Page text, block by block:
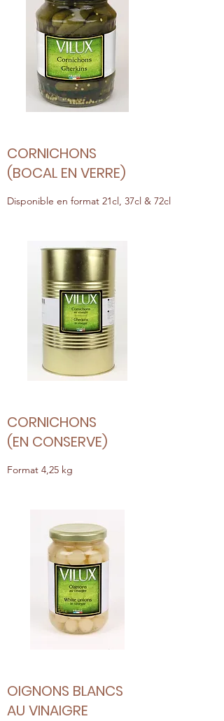
CORNICHONS
(BOCAL EN VERRE)
Disponible en format 21cl, 37cl & 72cl
CORNICHONS
(EN CONSERVE)
Format 4,25 kg
OIGNONS BLANCS
AU VINAIGRE